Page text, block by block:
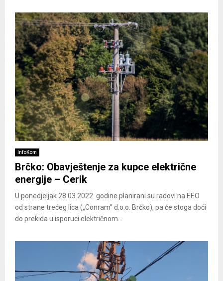
InfoKom
Brčko: Obavještenje za kupce električne
energije – Cerik
U ponedjeljak 28.03.2022. godine planirani su radovi na EEO
od strane trećeg lica („Conram” d.o.o. Brčko), pa će stoga doći
do prekida u isporuci električnom...